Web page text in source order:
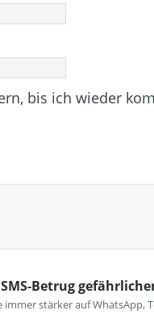
bis ich wieder
Betrug
stärker auf WhatsApp,